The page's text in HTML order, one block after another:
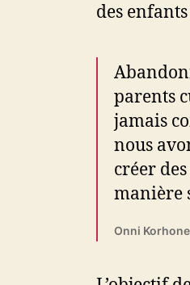
des
parents
jamais
nous
créer
manière
Onni